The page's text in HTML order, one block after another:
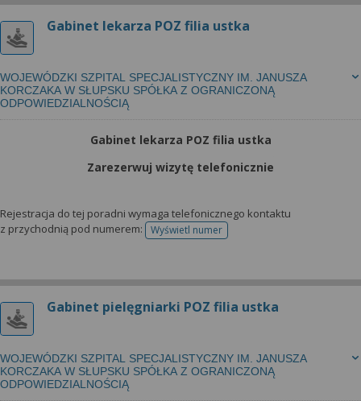
Gabinet lekarza POZ filia ustka
WOJEWÓDZKI SZPITAL SPECJALISTYCZNY IM. JANUSZA
KORCZAKA W SŁUPSKU SPÓŁKA Z OGRANICZONĄ
ODPOWIEDZIALNOŚCIĄ
Gabinet lekarza POZ filia ustka
Zarezerwuj wizytę telefonicznie
Rejestracja do tej poradni wymaga telefonicznego kontaktu
z przychodnią pod numerem:
Wyświetl numertelefonu do rejestracji
Gabinet pielęgniarki POZ filia ustka
WOJEWÓDZKI SZPITAL SPECJALISTYCZNY IM. JANUSZA
KORCZAKA W SŁUPSKU SPÓŁKA Z OGRANICZONĄ
ODPOWIEDZIALNOŚCIĄ